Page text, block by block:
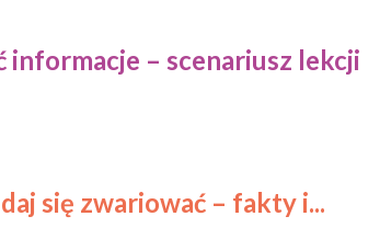
informacje – scenariusz lekcji
się zwariować – fakty i...